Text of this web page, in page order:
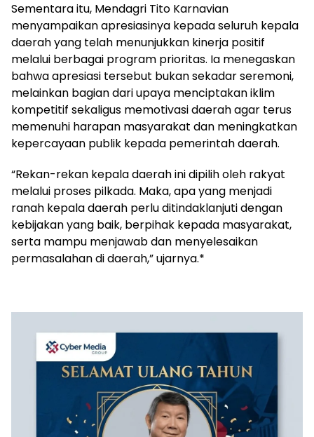
‎Sementara itu, Mendagri Tito Karnavian
menyampaikan apresiasinya kepada seluruh kepala
daerah yang telah menunjukkan kinerja positif
melalui berbagai program prioritas. Ia menegaskan
bahwa apresiasi tersebut bukan sekadar seremoni,
melainkan bagian dari upaya menciptakan iklim
kompetitif sekaligus memotivasi daerah agar terus
memenuhi harapan masyarakat dan meningkatkan
kepercayaan publik kepada pemerintah daerah.
‎“Rekan-rekan kepala daerah ini dipilih oleh rakyat
melalui proses pilkada. Maka, apa yang menjadi
ranah kepala daerah perlu ditindaklanjuti dengan
kebijakan yang baik, berpihak kepada masyarakat,
serta mampu menjawab dan menyelesaikan
permasalahan di daerah,” ujarnya.*